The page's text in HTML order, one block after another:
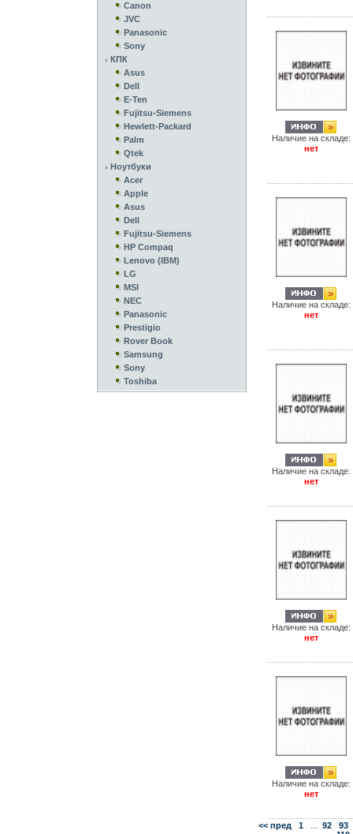
Canon
JVC
Panasonic
Sony
КПК
Asus
Dell
E-Ten
Fujitsu-Siemens
Hewlett-Packard
Palm
Qtek
Ноутбуки
Acer
Apple
Asus
Dell
Fujitsu-Siemens
HP Compaq
Lenovo (IBM)
LG
MSI
NEC
Panasonic
Prestigio
Rover Book
Samsung
Sony
Toshiba
Наличие на складе:
нет
Наличие на складе:
нет
Наличие на складе:
нет
Наличие на складе:
нет
Наличие на складе:
нет
<< пред 1... 92
93